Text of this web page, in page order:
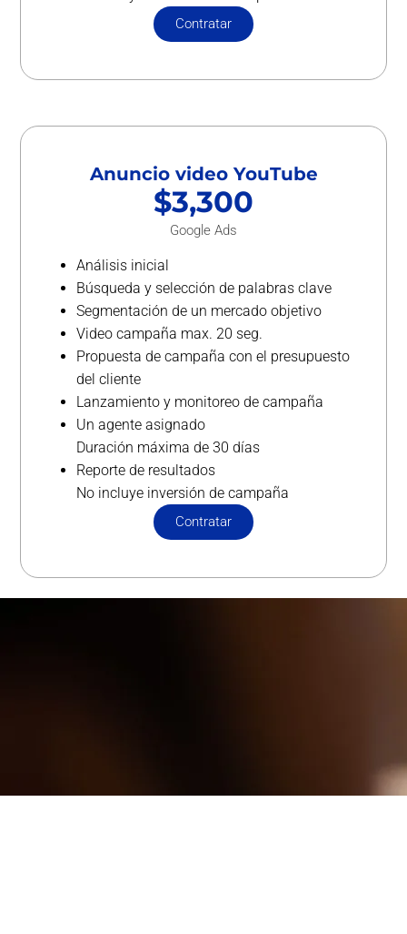
Contratar
Anuncio video YouTube
$3,300
Google Ads
Análisis inicial
Búsqueda y selección de palabras clave
Segmentación de un mercado objetivo
Video campaña max. 20 seg.
Propuesta de campaña con el presupuesto
del cliente
Lanzamiento y monitoreo de campaña
Un agente asignado
Duración máxima de 30 días
Reporte de resultados
No incluye inversión de campaña
Contratar